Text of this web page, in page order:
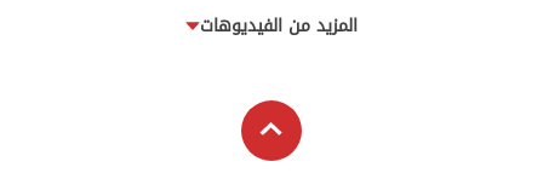
المزيد من الفيديوهات